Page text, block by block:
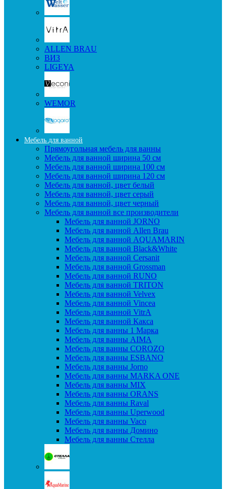
ALLEN BRAU
ВИЗ
LIGEYA
WEMOR
Мебель для ванной
Прямоугольная мебель для ванны
Мебель для ванной ширина 50 см
Мебель для ванной ширина 100 см
Мебель для ванной ширина 120 см
Мебель для ванной, цвет белый
Мебель для ванной, цвет серый
Мебель для ванной, цвет черный
Мебель для ванной все производители
Мебель для ванной JORNO
Мебель для ванной Allen Brau
Мебель для ванной AQUAMARIN
Мебель для ванной Black&White
Мебель для ванной Cersanit
Мебель для ванной Grossman
Мебель для ванной RUNO
Мебель для ванной TRITON
Мебель для ванной Velvex
Мебель для ванной Vincea
Мебель для ванной VitrA
Мебель для ванной Какса
Мебель для ванны 1 Марка
Мебель для ванны AIMA
Мебель для ванны COROZO
Мебель для ванны ESBANO
Мебель для ванны Jorno
Мебель для ванны MARKA ONE
Мебель для ванны MIX
Мебель для ванны ORANS
Мебель для ванны Raval
Мебель для ванны Uperwood
Мебель для ванны Vaco
Мебель для ванны Домино
Мебель для ванны Стелла